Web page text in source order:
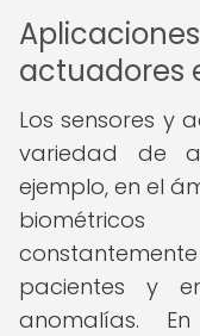
actuadores
Los sensores y
variedad de
ejemplo, en el
pacientes y
anomalías.